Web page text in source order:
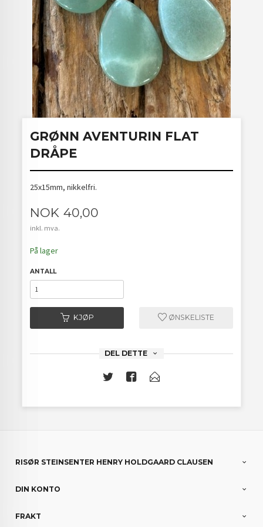
GRØNN AVENTURIN FLAT
DRÅPE
25x15mm, nikkelfri.
Pris
NOK 40,00
inkl. mva.
På lager
ANTALL
KJØP ØNSKELISTE
DEL DETTE
RISØR STEINSENTER HENRY HOLDGAARD CLAUSEN
DIN KONTO
FRAKT